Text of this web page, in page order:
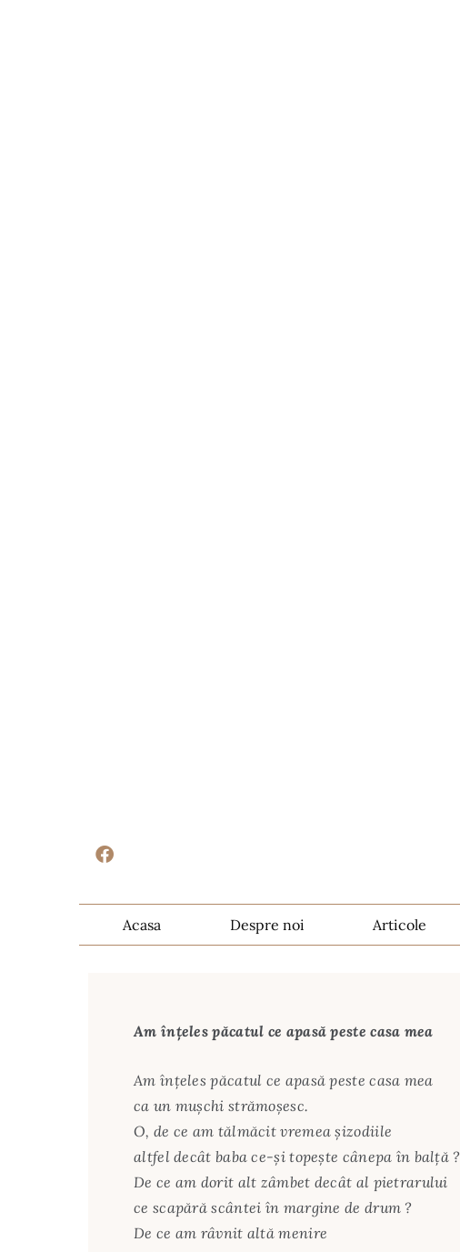
Acasa Despre noi Articole
Am înțeles păcatul ce apasă peste casa mea
Am înțeles păcatul ce apasă peste casa mea
ca un mușchi strămoșesc.
O, de ce am tălmăcit vremea șizodiile
altfel decât baba ce-și topește cânepa în balță ?
De ce am dorit alt zâmbet decât al pietrarului
ce scapără scântei în margine de drum ?
De ce am râvnit altă menire